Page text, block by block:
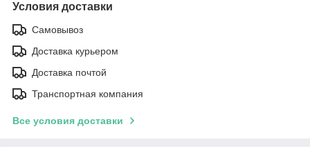
Условия доставки
Самовывоз
Доставка курьером
Доставка почтой
Транспортная компания
Все условия доставки